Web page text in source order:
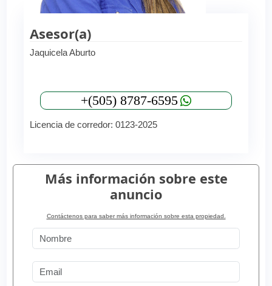
Asesor(a)
Jaquicela Aburto
+(505) 8787-6595
Licencia de corredor: 0123-2025
Más información sobre este
anuncio
Contáctenos para saber más información sobre esta propiedad.